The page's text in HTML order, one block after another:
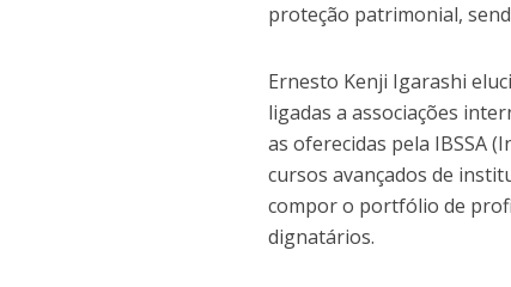
proteção patrimonial,
Ernesto Kenji Igarashi
ligadas a associações
as oferecidas pela IBSSA
cursos avançados de
compor o portfólio de
dignatários.